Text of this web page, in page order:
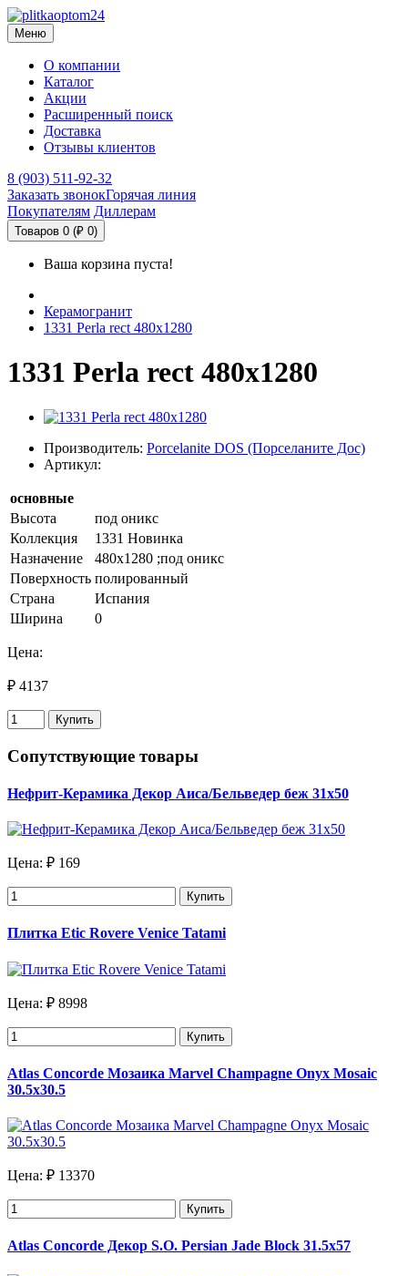
Меню
О компании
Каталог
Акции
Расширенный поиск
Доставка
Отзывы клиентов
8 (903) 511-92-32
Заказать звонокГорячая линия
Покупателям Диллерам
Товаров 0 (₽ 0)
Ваша корзина пуста!
Керамогранит
1331 Perla rect 480х1280
1331 Perla rect 480х1280
Производитель: Porcelanite DOS (Порселаните Дос)
Артикул:
основные
Высота
под оникс
Коллекция
1331 Новинка
Назначение
480х1280 ;под оникс
Поверхность полированный
Страна
Испания
Ширина
0
Цена:
₽ 4137
Купить
Сопутствующие товары
Нефрит-Керамика Декор Аиса/Бельведер беж 31х50
Цена: ₽ 169
Купить
Плитка Etic Rovere Venice Tatami
Цена: ₽ 8998
Купить
Atlas Concorde Мозаика Marvel Champagne Onyx Mosaic
30.5х30.5
Цена: ₽ 13370
Купить
Atlas Concorde Декор S.O. Persian Jade Block 31.5x57